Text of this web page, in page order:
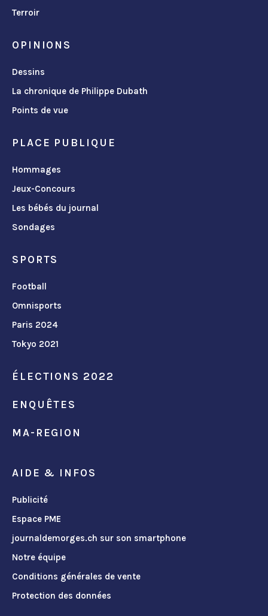
Terroir
OPINIONS
Dessins
La chronique de Philippe Dubath
Points de vue
PLACE PUBLIQUE
Hommages
Jeux-Concours
Les bébés du journal
Sondages
SPORTS
Football
Omnisports
Paris 2024
Tokyo 2021
ÉLECTIONS 2022
ENQUÊTES
MA-REGION
AIDE & INFOS
Publicité
Espace PME
journaldemorges.ch sur son smartphone
Notre équipe
Conditions générales de vente
Protection des données